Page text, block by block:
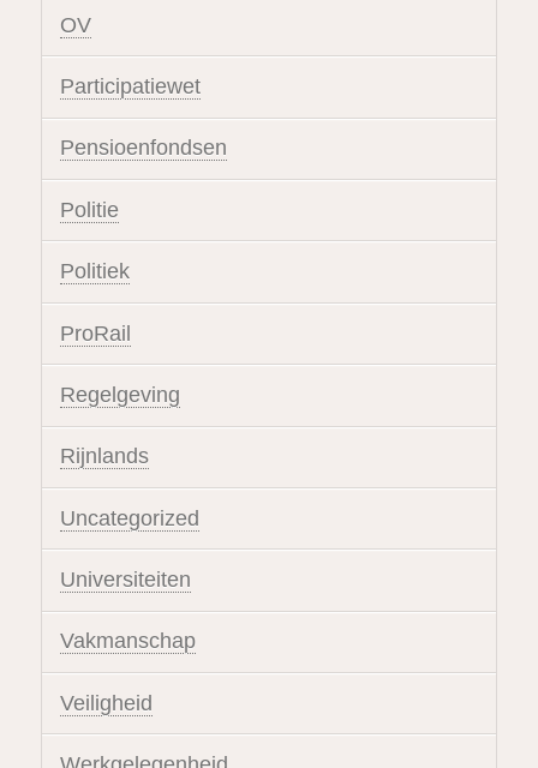
OV
Participatiewet
Pensioenfondsen
Politie
Politiek
ProRail
Regelgeving
Rijnlands
Uncategorized
Universiteiten
Vakmanschap
Veiligheid